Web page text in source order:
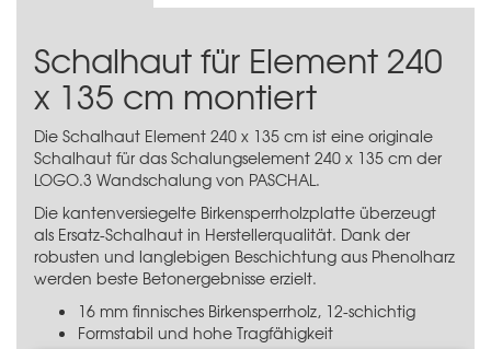
Schalhaut für Element 240
x 135 cm montiert
Die Schalhaut Element 240 x 135 cm ist eine originale
Schalhaut für das Schalungselement 240 x 135 cm der
LOGO.3 Wandschalung von PASCHAL.
Die kantenversiegelte Birkensperrholzplatte überzeugt
als Ersatz-Schalhaut in Herstellerqualität. Dank der
robusten und langlebigen Beschichtung aus Phenolharz
werden beste Betonergebnisse erzielt.
16 mm finnisches Birkensperrholz, 12-schichtig
Formstabil und hohe Tragfähigkeit